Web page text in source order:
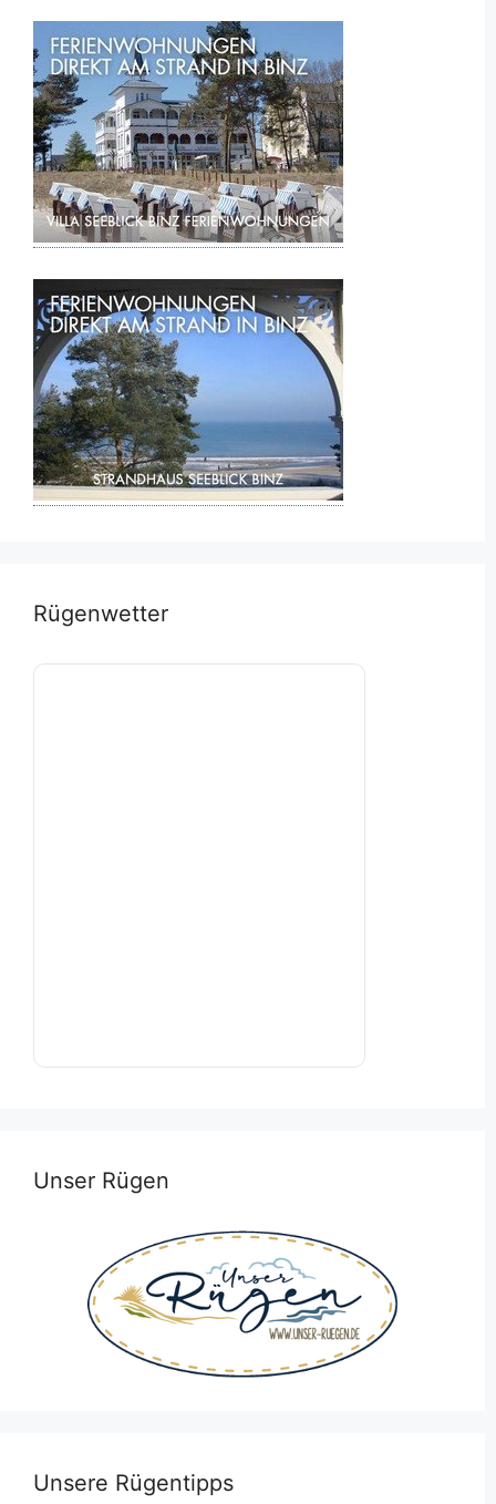
Rügenwetter
Unser Rügen
Unsere Rügentipps